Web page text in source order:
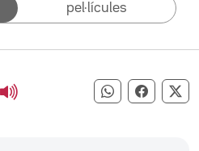
pel·lícules
Compartir